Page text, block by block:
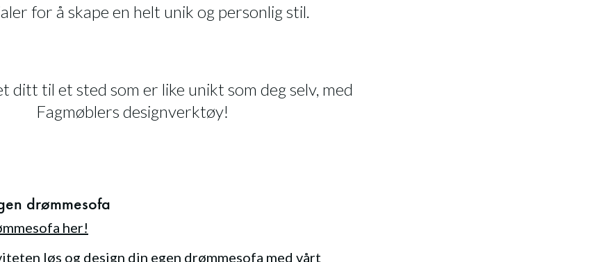
for å skape en helt unik og personlig stil.
ditt til et sted som er like unikt som deg selv, med
Fagmøblers designverktøy!
drømmesofa
her!
løs og design din egen drømmesofa med vårt